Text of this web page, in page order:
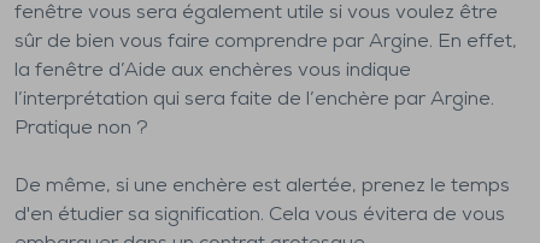
fenêtre vous sera également utile si vous voulez être
sûr de bien vous faire comprendre par Argine. En effet,
la fenêtre d’Aide aux enchères vous indique
l’interprétation qui sera faite de l’enchère par Argine.
Pratique non ?
De même, si une enchère est alertée, prenez le temps
d'en étudier sa signification. Cela vous évitera de vous